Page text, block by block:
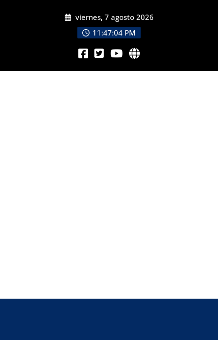
viernes, 7 agosto 2026
11:47:06 PM